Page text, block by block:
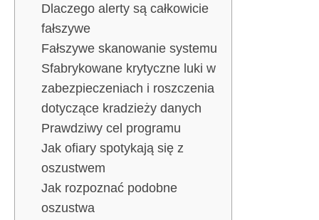
Dlaczego alerty są całkowicie
fałszywe
Fałszywe skanowanie systemu
Sfabrykowane krytyczne luki w
zabezpieczeniach i roszczenia
dotyczące kradzieży danych
Prawdziwy cel programu
Jak ofiary spotykają się z
oszustwem
Jak rozpoznać podobne
oszustwa